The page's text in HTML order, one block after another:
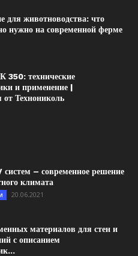
для животноводства: что
нужно на современной ферме
350: технические
и применение |
Технониколь
– современное решение
климата
20.06.2021
материалов для стен и
с описанием